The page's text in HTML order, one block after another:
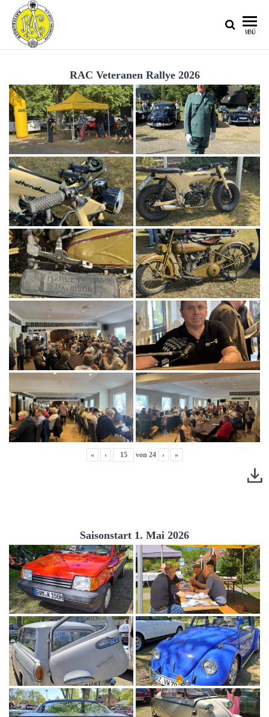
AUTOMOBIL-
CLUB IM
ADAC E.V.
MENÜ
RAC Veteranen Rallye 2026
« ‹ von 24 › »
Saisonstart 1. Mai 2026